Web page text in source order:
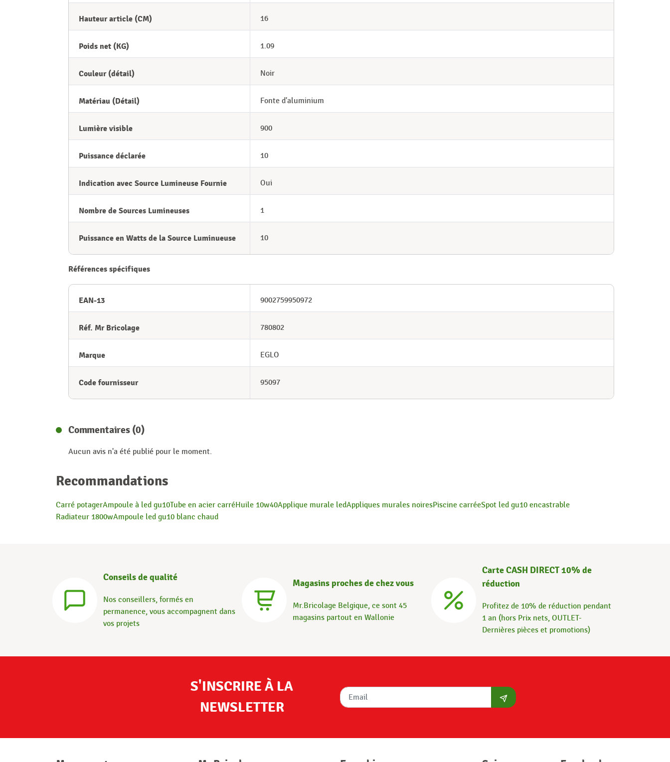
Hauteur article (CM) 16
Poids net (KG) 1.09
Couleur (détail) Noir
Matériau (Détail) Fonte d'aluminium
Lumière visible 900
Puissance déclarée 10
Indication avec Source Lumineuse Fournie Oui
Nombre de Sources Lumineuses 1
Puissance en Watts de la Source Luminueuse 10
Références spécifiques
EAN-13 9002759950972
Réf. Mr Bricolage 780802
Marque EGLO
Code fournisseur 95097
Commentaires (0)
Aucun avis n'a été publié pour le moment.
Recommandations
Carré potagerAmpoule à led gu10Tube en acier carréHuile 10w40Applique murale ledAppliques murales noiresPiscine carréeSpot led gu10 encastrable
Radiateur 1800wAmpoule led gu10 blanc chaud
Conseils de qualité
Nos conseillers, formés en
permanence, vous accompagnent dans
vos projets
Magasins proches de chez vous
Mr.Bricolage Belgique, ce sont 45
magasins partout en Wallonie
Carte CASH DIRECT 10% de
réduction
Profitez de 10% de réduction pendant
1 an (hors Prix nets, OUTLET-
Dernières pièces et promotions)
S'INSCRIRE À LA
NEWSLETTER
S'abonner